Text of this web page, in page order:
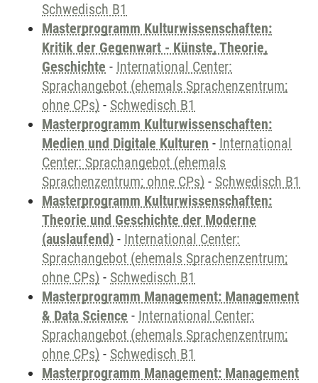
Schwedisch B1
Masterprogramm Kulturwissenschaften:
Kritik der Gegenwart - Künste, Theorie,
Geschichte - International Center:
Sprachangebot (ehemals Sprachenzentrum;
ohne CPs) - Schwedisch B1
Masterprogramm Kulturwissenschaften:
Medien und Digitale Kulturen - International
Center: Sprachangebot (ehemals
Sprachenzentrum; ohne CPs) - Schwedisch B1
Masterprogramm Kulturwissenschaften:
Theorie und Geschichte der Moderne
(auslaufend) - International Center:
Sprachangebot (ehemals Sprachenzentrum;
ohne CPs) - Schwedisch B1
Masterprogramm Management: Management
& Data Science - International Center:
Sprachangebot (ehemals Sprachenzentrum;
ohne CPs) - Schwedisch B1
Masterprogramm Management: Management